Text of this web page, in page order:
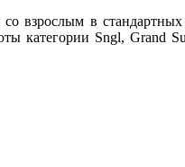
взрослым в стандартных
категории Sngl,